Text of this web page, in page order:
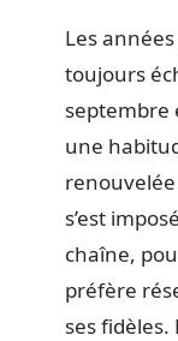
Les
toujours
septembre
une
s’est
chaîne,
préfère
ses